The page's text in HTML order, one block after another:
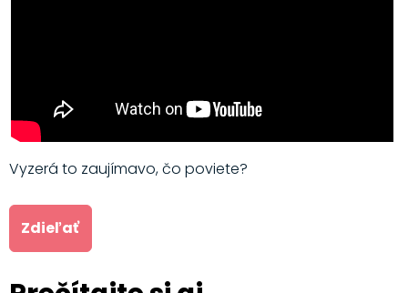
Vyzerá to zaujímavo, čo poviete?
Zdieľať